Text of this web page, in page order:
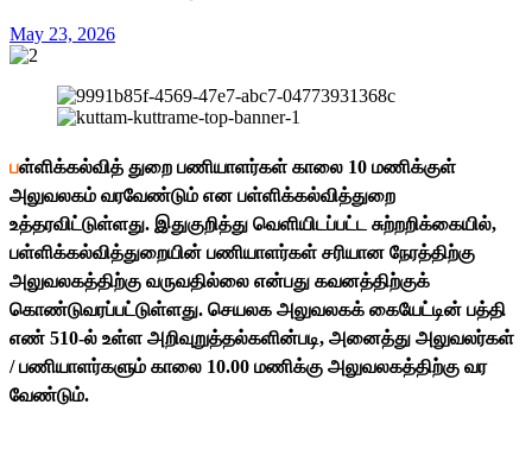
May 23, 2026
பள்ளிக்கல்வித் துறை பணியாளர்கள் காலை 10 மணிக்குள்
அலுவலகம் வரவேண்டும் என பள்ளிக்கல்வித்துறை
உத்தரவிட்டுள்ளது. இதுகுறித்து வெளியிடப்பட்ட சுற்றறிக்கையில்,
பள்ளிக்கல்வித்துறையின் பணியாளர்கள் சரியான நேரத்திற்கு
அலுவலகத்திற்கு வருவதில்லை என்பது கவனத்திற்குக்
கொண்டுவரப்பட்டுள்ளது. செயலக அலுவலகக் கையேட்டின் பத்தி
எண் 510-ல் உள்ள அறிவுறுத்தல்களின்படி, அனைத்து அலுவலர்கள்
/ பணியாளர்களும் காலை 10.00 மணிக்கு அலுவலகத்திற்கு வர
வேண்டும்.